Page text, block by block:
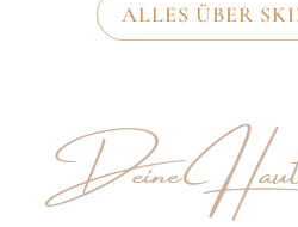
ALLES ÜBER
Deine